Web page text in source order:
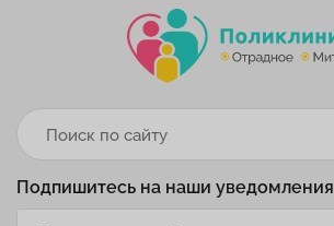
Подпишитесь на наши уведомления